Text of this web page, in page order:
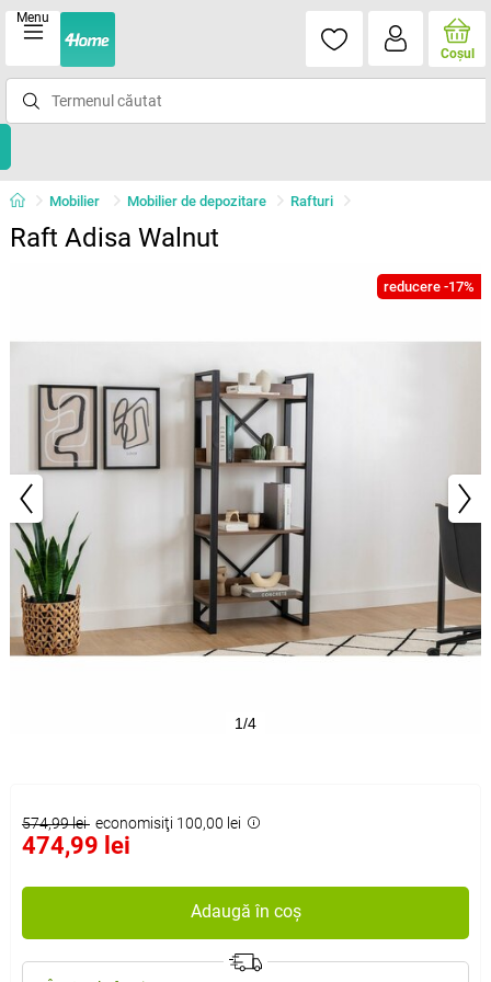
Menu
Coşul
Mobilier Mobilier de depozitare Rafturi
Raft Adisa Walnut
reducere -17%
1/4
574,99 lei economisiţi 100,00 lei
474,99 lei
Adaugă în coș